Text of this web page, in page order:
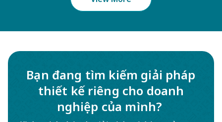
Bạn đang tìm kiếm giải pháp
thiết kế riêng cho doanh
nghiệp của mình?